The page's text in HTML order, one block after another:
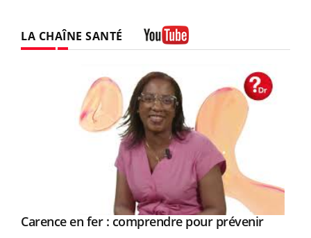
LA CHAÎNE SANTÉ
Youtube
Carence en fer : comprendre pour prévenirYoutube
Youtube
Insuline & Charge mentale : et si on osait en